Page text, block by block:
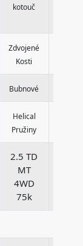
kotouč
Zdvojené
Kosti
Bubnové
Helical
Pružiny
2.5 TD
MT
4WD
75k